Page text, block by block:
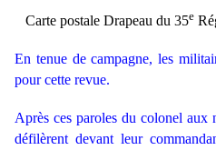
Carte postale Drapeau du 35e
En tenue de campagne, les
pour cette revue.
Après ces paroles du colonel aux
défilèrent devant leur